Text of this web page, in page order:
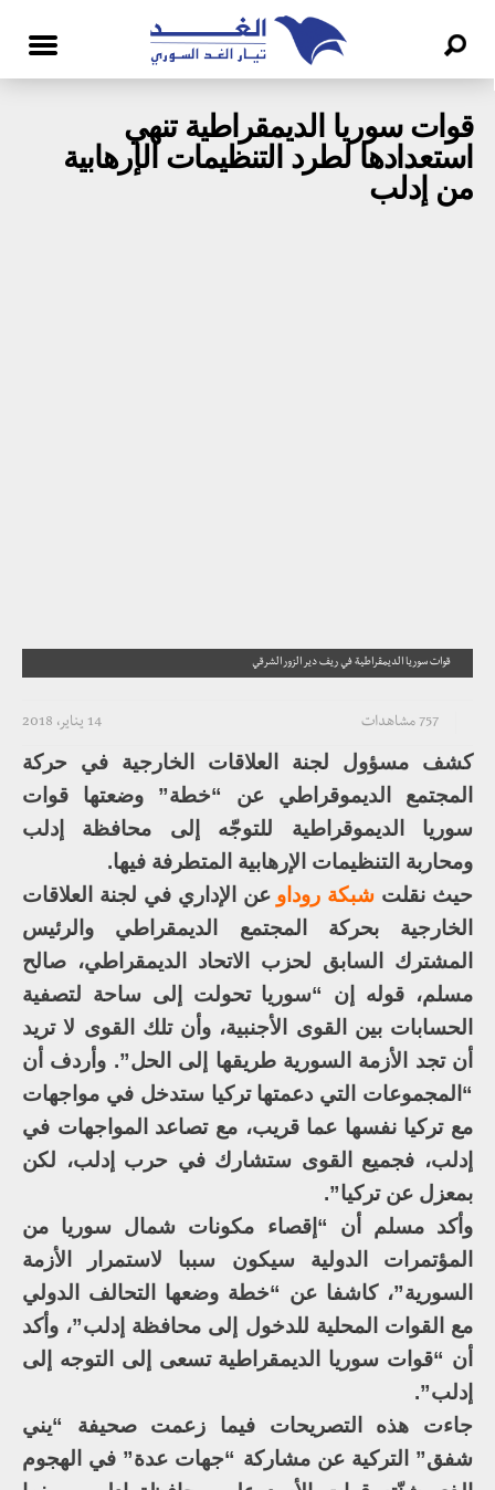
قوات سوريا الديمقراطية تنهي
استعدادها لطرد التنظيمات الإرهابية
من إدلب
قوات سوريا الديمقراطية في ريف دير الزور الشرقي
14 يناير، 2018 757 مشاهدات
كشف مسؤول لجنة العلاقات الخارجية في حركة
المجتمع الديموقراطي عن “خطة” وضعتها قوات
سوريا الديموقراطية للتوجّه إلى محافظة إدلب
ومحاربة التنظيمات الإرهابية المتطرفة فيها.
حيث نقلت شبكة روداوعن الإداري في لجنة العلاقات
الخارجية بحركة المجتمع الديمقراطي والرئيس
المشترك السابق لحزب الاتحاد الديمقراطي، صالح
مسلم، قوله إن “سوريا تحولت إلى ساحة لتصفية
الحسابات بين القوى الأجنبية، وأن تلك القوى لا تريد
أن تجد الأزمة السورية طريقها إلى الحل”. وأردف أن
“المجموعات التي دعمتها تركيا ستدخل في مواجهات
مع تركيا نفسها عما قريب، مع تصاعد المواجهات في
إدلب، فجميع القوى ستشارك في حرب إدلب، لكن
بمعزل عن تركيا”.
وأكد مسلم أن “إقصاء مكونات شمال سوريا من
المؤتمرات الدولية سيكون سببا لاستمرار الأزمة
السورية”، كاشفا عن “خطة وضعها التحالف الدولي
مع القوات المحلية للدخول إلى محافظة إدلب”، وأكد
أن “قوات سوريا الديمقراطية تسعى إلى التوجه إلى
إدلب”.
جاءت هذه التصريحات فيما زعمت صحيفة “يني
شفق” التركية عن مشاركة “جهات عدة” في الهجوم